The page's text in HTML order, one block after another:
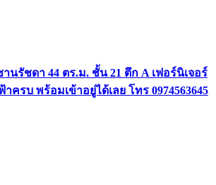
นรัชดา 44 ตร.ม. ชั้น 21 ตึก A เฟอร์นิเจอร์
ครบ พร้อมเข้าอยู่ได้เลย โทร 0974563645